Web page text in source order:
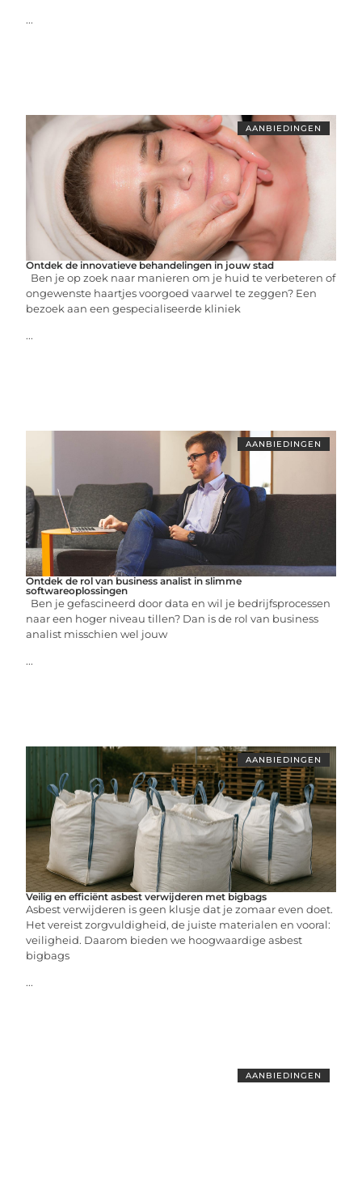
...
AANBIEDINGEN
Ontdek de innovatieve behandelingen in jouw stad
Ben je op zoek naar manieren om je huid te verbeteren of
ongewenste haartjes voorgoed vaarwel te zeggen? Een
bezoek aan een gespecialiseerde kliniek
...
AANBIEDINGEN
Ontdek de rol van business analist in slimme
softwareoplossingen
Ben je gefascineerd door data en wil je bedrijfsprocessen
naar een hoger niveau tillen? Dan is de rol van business
analist misschien wel jouw
...
AANBIEDINGEN
Veilig en efficiënt asbest verwijderen met bigbags
Asbest verwijderen is geen klusje dat je zomaar even doet.
Het vereist zorgvuldigheid, de juiste materialen en vooral:
veiligheid. Daarom bieden we hoogwaardige asbest
bigbags
...
AANBIEDINGEN